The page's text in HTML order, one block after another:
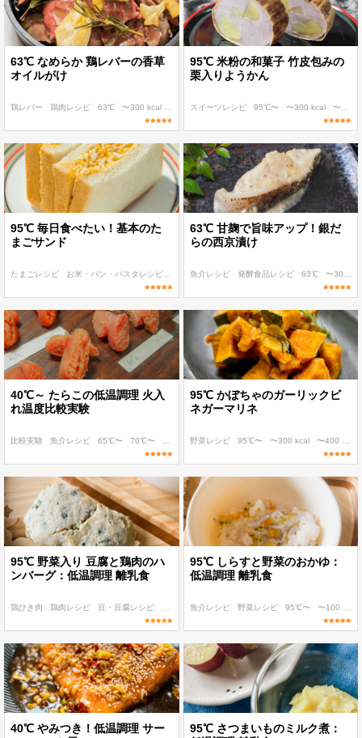
63℃ なめらか 鶏レバーの香草
オイルがけ
鶏レバー 鶏肉レシピ 63℃ 〜300 kcal 〜400 kcal
95℃ 米粉の和菓子 竹皮包みの
栗入りようかん
スイーツレシピ 95℃〜 〜300 kcal 〜400 kcal
95℃ 毎日食べたい！基本のた
まごサンド
たまごレシピ お米・パン・パスタレシピ 基本のレシピ 95℃〜 401 kcal〜
63℃ 甘麹で旨味アップ！銀だ
らの西京漬け
魚介レシピ 発酵食品レシピ 63℃ 〜300 kcal
40℃～ たらこの低温調理 火入
れ温度比較実験
比較実験 魚介レシピ 65℃〜 70℃〜
95℃ かぼちゃのガーリックビ
ネガーマリネ
野菜レシピ 95℃〜 〜300 kcal 〜400 kcal
95℃ 野菜入り 豆腐と鶏肉のハ
ンバーグ：低温調理 離乳食
鶏ひき肉 鶏肉レシピ 豆・豆腐レシピ 〜100 kcal
95℃ しらすと野菜のおかゆ：
低温調理 離乳食
魚介レシピ 野菜レシピ 95℃〜 〜100 kcal
40℃ やみつき！低温調理 サー
95℃ さつまいものミルク煮：